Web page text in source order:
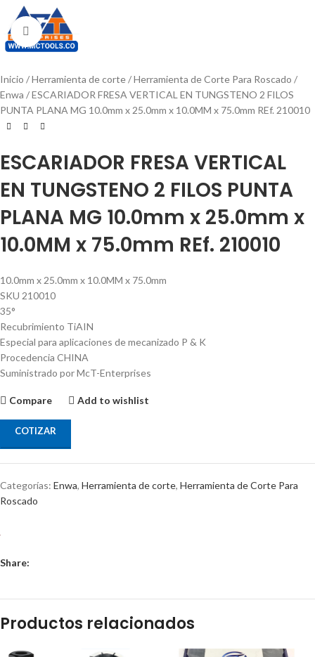
Click to enlarge
Inicio Herramienta de corte
Herramienta de Corte Para Roscado
Enwa
ESCARIADOR FRESA VERTICAL EN TUNGSTENO 2 FILOS
PUNTA PLANA MG 10.0mm x 25.0mm x 10.0MM x 75.0mm REf. 210010
ESCARIADOR FRESA VERTICAL
EN TUNGSTENO 2 FILOS PUNTA
PLANA MG 10.0mm x 25.0mm x
10.0MM x 75.0mm REf. 210010
10.0mm x 25.0mm x 10.0MM x 75.0mm
SKU 210010
35°
Recubrimiento TiAIN
Especial para aplicaciones de mecanizado P & K
Procedencia CHINA
Suministrado por McT-Enterprises
Compare Add to wishlist
COTIZAR
Categorías: Enwa, Herramienta de corte, Herramienta de Corte Para
Roscado
Share:
Productos relacionados